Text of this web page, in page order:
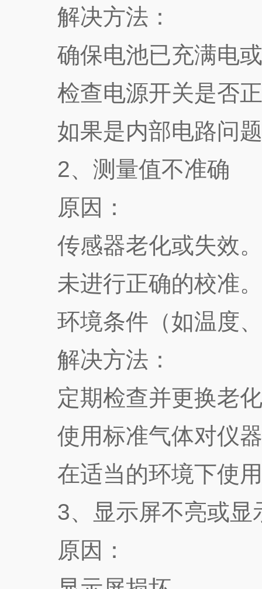
解决方法：
确保电池已充满电或
检查电源开关是否正
如果是内部电路问题
2、测量值不准确
原因：
传感器老化或失效。
未进行正确的校准。
环境条件（如温度、
解决方法：
定期检查并更换老化
使用标准气体对仪器
在适当的环境下使用
3、显示屏不亮或显
原因：